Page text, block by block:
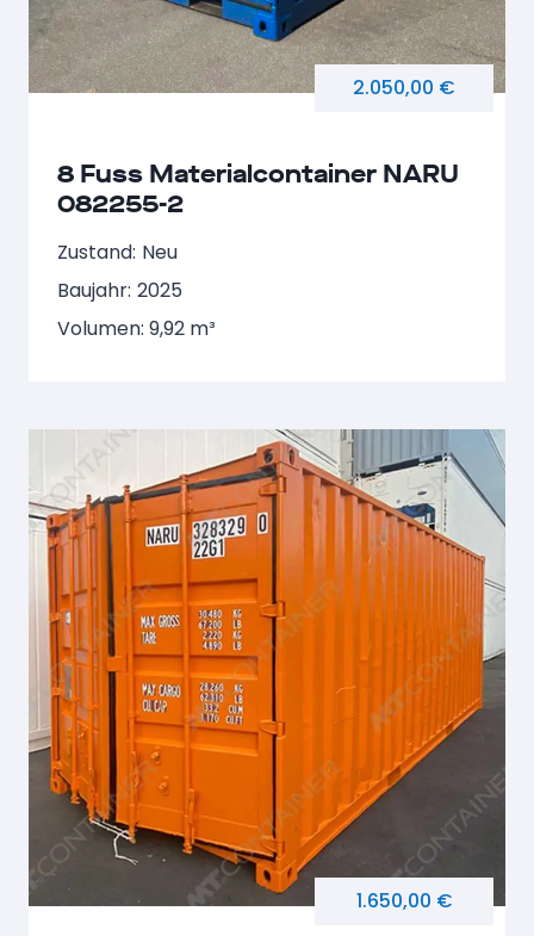
8 Fuss Materialcontainer NARU
082255-2
2.050,00 €
Zustand: Neu
Baujahr: 2025
Volumen: 9,92 m³
1.650,00 €